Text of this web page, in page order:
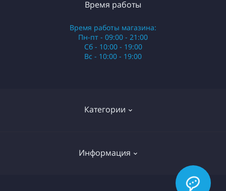
Категории
Информация
Время работы
Время работы магазина:
Пн-пт - 09:00 - 21:00
Сб - 10:00 - 19:00
Вс - 10:00 - 19:00